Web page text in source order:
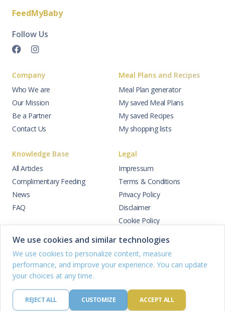
FeedMyBaby
Follow Us
Company
Who We are
Our Mission
Be a Partner
Contact Us
Meal Plans and Recipes
Meal Plan generator
My saved Meal Plans
My saved Recipes
My shopping lists
Knowledge Base
All Articles
Complimentary Feeding
News
FAQ
Legal
Impressum
Terms & Conditions
Privacy Policy
Disclaimer
Cookie Policy
How we use AI
DSAR Form
Unsubscribe Newsletter
We use cookies and similar technologies
We use cookies to personalize content, measure
performance, and improve your experience. You can update
your choices at any time.
REJECT ALL CUSTOMIZE ACCEPT ALL